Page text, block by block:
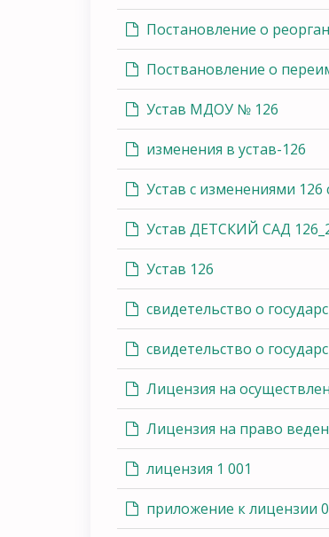
Постановление о
Поствановление о
Устав МДОУ № 126
изменения в устав-126
Устав с изменениями 126
Устав ДЕТСКИЙ САД
Устав 126
свидетельство о
свидетельство о
Лицензия на
Лицензия на право
лицензия 1 001
приложение к лицензии